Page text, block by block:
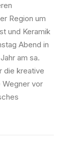
Region um
und Keramik
Abend in
am sa.
die kreative
Wegner vor